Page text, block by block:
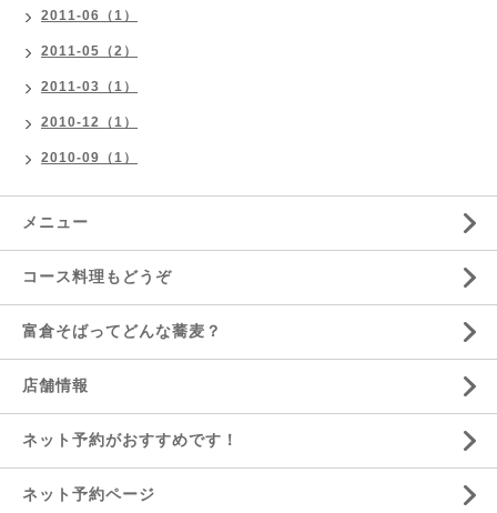
2011-06（1）
2011-05（2）
2011-03（1）
2010-12（1）
2010-09（1）
メニュー
コース料理もどうぞ
富倉そばってどんな蕎麦？
店舗情報
ネット予約がおすすめです！
ネット予約ページ